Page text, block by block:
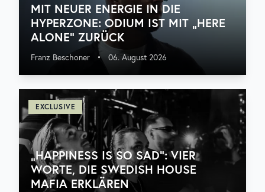
MIT NEUER ENERGIE IN DIE
HYPERZONE: ODIUM IST MIT „HERE
ALONE“ ZURÜCK
Franz Beschoner • 06. August 2026
EXCLUSIVE
„HAPPINESS IS SO SAD“: VIER
WORTE, DIE SWEDISH HOUSE
MAFIA ERKLÄREN